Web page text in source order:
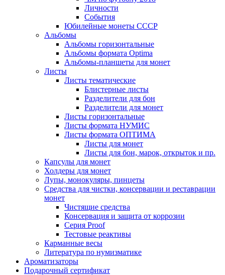
Личности
События
Юбилейные монеты СССР
Альбомы
Альбомы горизонтальные
Альбомы формата Optima
Альбомы-планшеты для монет
Листы
Листы тематические
Блистерные листы
Разделители для бон
Разделители для монет
Листы горизонтальные
Листы формата НУМИС
Листы формата ОПТИМА
Листы для монет
Листы для бон, марок, открыток и пр.
Капсулы для монет
Холдеры для монет
Лупы, монокуляры, пинцеты
Средства для чистки, консервации и реставрации
монет
Чистящие средства
Консервация и защита от коррозии
Серия Proof
Тестовые реактивы
Карманные весы
Литература по нумизматике
Ароматизаторы
Подарочный сертификат